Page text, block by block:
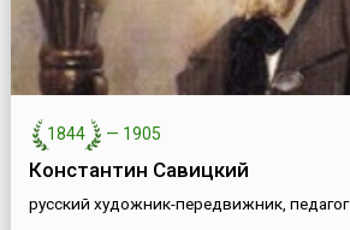
1844 — 1905
Константин Савицкий
русский художник-передвижник, педагог